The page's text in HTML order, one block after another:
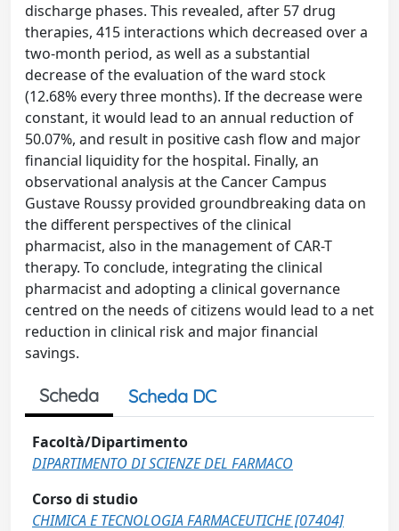
discharge phases. This revealed, after 57 drug
therapies, 415 interactions which decreased over a
two-month period, as well as a substantial
decrease of the evaluation of the ward stock
(12.68% every three months). If the decrease were
constant, it would lead to an annual reduction of
50.07%, and result in positive cash flow and major
financial liquidity for the hospital. Finally, an
observational analysis at the Cancer Campus
Gustave Roussy provided groundbreaking data on
the different perspectives of the clinical
pharmacist, also in the management of CAR-T
therapy. To conclude, integrating the clinical
pharmacist and adopting a clinical governance
centred on the needs of citizens would lead to a net
reduction in clinical risk and major financial
savings.
Scheda Scheda DC
Facoltà/Dipartimento
DIPARTIMENTO DI SCIENZE DEL FARMACO
Corso di studio
CHIMICA E TECNOLOGIA FARMACEUTICHE [07404]